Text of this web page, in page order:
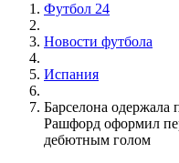
Футбол 24
Новости футбола
Испания
Барселона одержала
Рашфорд оформил
дебютным голом